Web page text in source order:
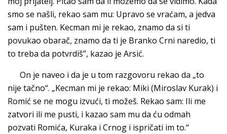
smo se našli, rekao sam mu: Upravo se vraćam, a jedva
sam i pušten. Kecman mi je rekao, znamo da si ti
povukao obarač, znamo da ti je Branko Crni naredio, ti
to treba da potvrdiš”, kazao je Arsić.
On je naveo i da je u tom razgovoru rekao da „to
nije tačno“. „Kecman mi je rekao: Miki (Miroslav Kurak) i
Romić se ne mogu izvući, ti možeš. Rekao sam: Ili me
zatvori ili me pusti, i kazao sam mu da ću odmah
pozvati Romića, Kuraka i Crnog i ispričati im to.“